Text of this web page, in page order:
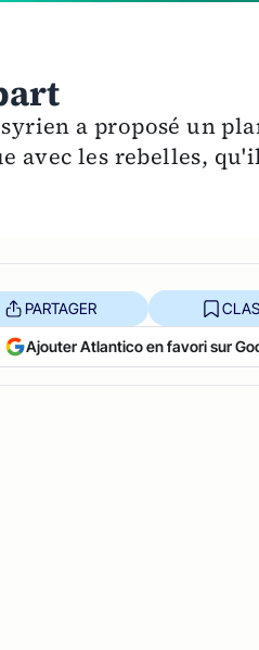
a proposé un
avec les rebelles,
PARTAGER
Ajouter Atlantico en favori sur